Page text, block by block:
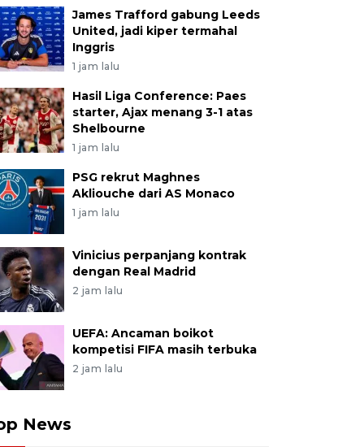
James Trafford gabung Leeds
United, jadi kiper termahal
Inggris
1 jam lalu
Hasil Liga Conference: Paes
starter, Ajax menang 3-1 atas
Shelbourne
1 jam lalu
PSG rekrut Maghnes
Akliouche dari AS Monaco
1 jam lalu
Vinicius perpanjang kontrak
dengan Real Madrid
2 jam lalu
UEFA: Ancaman boikot
kompetisi FIFA masih terbuka
2 jam lalu
News